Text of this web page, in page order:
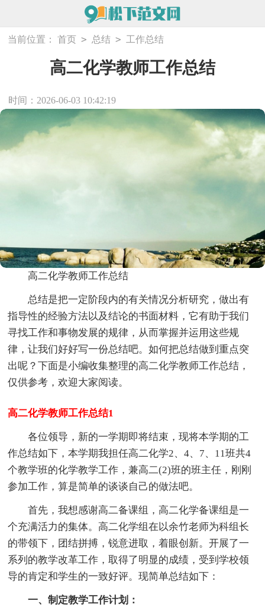
当前位置： 首页 > 总结 > 工作总结
高二化学教师工作总结
时间：2026-06-03 10:42:19
高二化学教师工作总结
总结是把一定阶段内的有关情况分析研究，做出有
指导性的经验方法以及结论的书面材料，它有助于我们
寻找工作和事物发展的规律，从而掌握并运用这些规
律，让我们好好写一份总结吧。如何把总结做到重点突
出呢？下面是小编收集整理的高二化学教师工作总结，
仅供参考，欢迎大家阅读。
高二化学教师工作总结1
各位领导，新的一学期即将结束，现将本学期的工
作总结如下，本学期我担任高二化学2、4、7、11班共4
个教学班的化学教学工作，兼高二(2)班的班主任，刚刚
参加工作，算是简单的谈谈自己的做法吧。
首先，我想感谢高二备课组，高二化学备课组是一
个充满活力的集体。高二化学组在以余竹老师为科组长
的带领下，团结拼搏，锐意进取，着眼创新。开展了一
系列的教学改革工作，取得了明显的成绩，受到学校领
导的肯定和学生的一致好评。现简单总结如下：
一、制定教学工作计划：